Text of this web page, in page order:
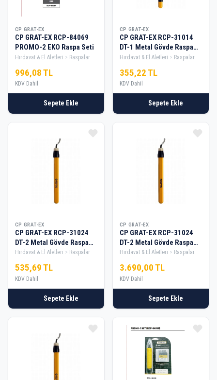
CP GRAT-EX
CP GRAT-EX RCP-84069
PROMO-2 EKO Raspa Seti
Hırdavat & El Aletleri Raspalar
996,08 TL
KDV Dahil
Sepete Ekle
CP GRAT-EX
CP GRAT-EX RCP-31014
DT-1 Metal Gövde Raspa
Seti
Hırdavat & El Aletleri Raspalar
355,22 TL
KDV Dahil
Sepete Ekle
CP GRAT-EX
CP GRAT-EX RCP-31024
DT-2 Metal Gövde Raspa
Seti — 1
Hırdavat & El Aletleri Raspalar
535,69 TL
KDV Dahil
Sepete Ekle
CP GRAT-EX
CP GRAT-EX RCP-31024
DT-2 Metal Gövde Raspa
Seti — 10
Hırdavat & El Aletleri Raspalar
3.690,00 TL
KDV Dahil
Sepete Ekle